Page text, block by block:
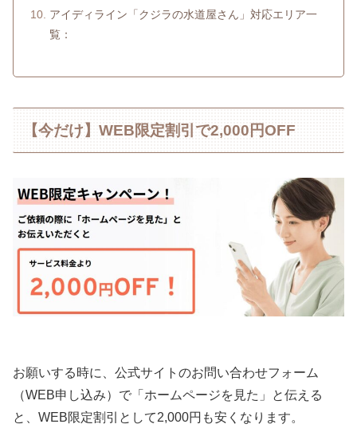
アイディライン「クジラの水道屋さん」対応エリア一
覧：
【今だけ】WEB限定割引で2,000円OFF
お願いする時に、公式サイトのお問い合わせフォーム
（WEB申し込み）で「ホームページを見た」と伝える
と、WEB限定割引として2,000円も安くなります。